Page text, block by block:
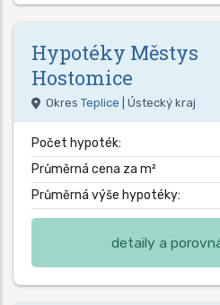
Hypotéky Městys
Hostomice
Okres Teplice | Ústecký kraj
Počet hypoték:
Průměrná cena za m²
Průměrná výše hypotéky:
detaily a